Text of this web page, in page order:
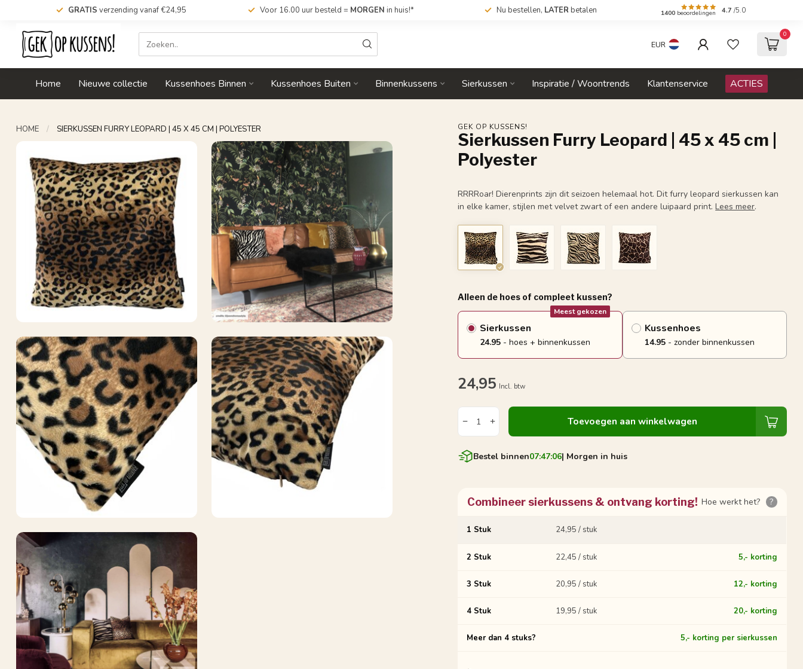
GRATIS verzending vanaf €24,95 Voor 16.00 uur besteld = MORGEN in huis!* Nu bestellen, LATER betalen 1400 beoordelingen 4.7 /5.0
EUR
0
Home Nieuwe collectie Kussenhoes Binnen Kussenhoes Buiten Binnenkussens Sierkussen Inspiratie / Woontrends Klantenservice ACTIES
HOME / SIERKUSSEN FURRY LEOPARD | 45 X 45 CM | POLYESTER GEK OP KUSSENS!
Sierkussen Furry Leopard | 45 x 45 cm |
Polyester
RRRRoar! Dierenprints zijn dit seizoen helemaal hot. Dit furry leopard sierkussen kan
in elke kamer, stijlen met velvet zwart of een andere luipaard print.Lees meer.
Alleen de hoes of compleet kussen?
Sierkussen
Meest gekozen
24.95 - hoes + binnenkussen
Kussenhoes
14.95- zonder binnenkussen
24,95 Incl. btw
Toevoegen aan winkelwagen
Bestel binnen07:47:05| Morgen in huis
Combineer sierkussens & ontvang korting! Hoe werkt het? ?
1 Stuk 24,95 / stuk
2 Stuk 22,45 / stuk 5,- korting
3 Stuk 20,95 / stuk 12,- korting
4 Stuk 19,95 / stuk 20,- korting
Meer dan 4 stuks? 5,- korting per sierkussen